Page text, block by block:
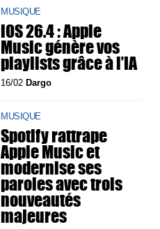
MUSIQUE
iOS 26.4 : Apple
Music génère vos
playlists grâce à l’IA
16/02 Dargo
MUSIQUE
Spotify rattrape
Apple Music et
modernise ses
paroles avec trois
nouveautés
majeures